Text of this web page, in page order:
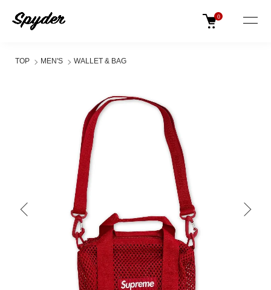
0
TOP MEN'S WALLET & BAG